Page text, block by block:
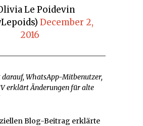
December 2,
2016
darauf, WhatsApp-Mitbenutzer,
erklärt Änderungen für alte
Blog-Beitrag erklärte